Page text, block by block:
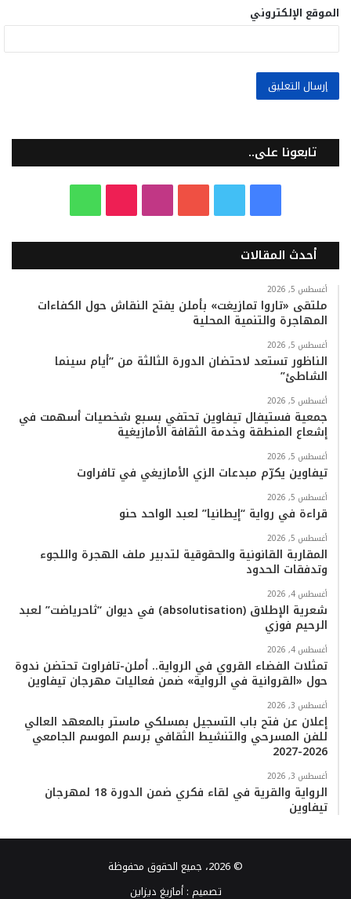
الموقع الإلكتروني
تابعونا على..
س
ب
و
ك
ي
ر
ت
ي
ب
س
ر
م
k
k
ت
س
ب
أحدث المقالات
أغسطس 5, 2026
ملتقى «تاروا تمازيغت» بأملن يفتح النقاش حول الكفاءات
المهاجرة والتنمية المحلية
أغسطس 5, 2026
الناظور تستعد لاحتضان الدورة الثالثة من “أيام سينما
الشاطئ”
أغسطس 5, 2026
جمعية فستيفال تيفاوين تحتفي بسبع شخصيات أسهمت في
إشعاع المنطقة وخدمة الثقافة الأمازيغية
أغسطس 5, 2026
تيفاوين يكرّم مبدعات الزي الأمازيغي في تافراوت
أغسطس 5, 2026
قراءة في رواية “إيطانيا” لعبد الواحد حنو
أغسطس 5, 2026
المقاربة القانونية والحقوقية لتدبير ملف الهجرة واللجوء
وتدفقات الحدود
أغسطس 4, 2026
شعرية الإطلاق (absolutisation) في ديوان “ثاحرياضت” لعبد
الرحيم فوزي
أغسطس 4, 2026
تمثلات الفضاء القروي في الرواية.. أملن-تافراوت تحتضن ندوة
حول «القروانية في الرواية» ضمن فعاليات مهرجان تيفاوين
أغسطس 3, 2026
إعلان عن فتح باب التسجيل بمسلكي ماستر بالمعهد العالي
للفن المسرحي والتنشيط الثقافي برسم الموسم الجامعي
2026-2027
أغسطس 3, 2026
الرواية والقرية في لقاء فكري ضمن الدورة 18 لمهرجان
تيفاوين
© 2026، جميع الحقوق محفوظة
تصميم :أمازيغ ديزاين